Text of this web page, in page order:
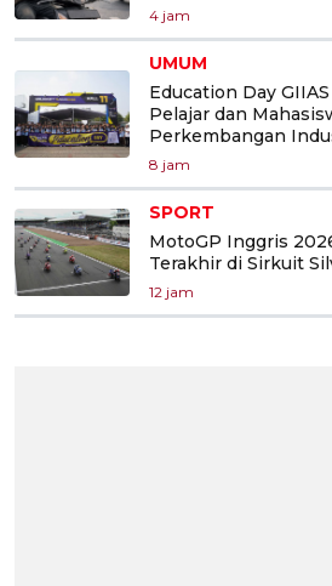
4 jam
UMUM
Education Day
Pelajar dan
Perkembangan
8 jam
SPORT
MotoGP Inggris
Terakhir di Sirkuit
12 jam